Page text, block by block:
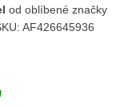
od oblíbené značky
AF426645936